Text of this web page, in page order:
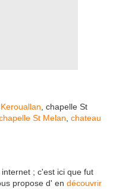
, chapelle St
St Melan chateau
; c'est ici que fut
propose d' en découvrir